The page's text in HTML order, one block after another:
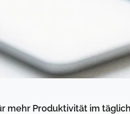
mehr Produktivität im